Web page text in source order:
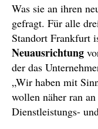
Was sie an ihren
gefragt. Für alle
Standort Frankfurt
Neuausrichtung
der das
„Wir haben mit
wollen näher ran
Dienstleistungs-